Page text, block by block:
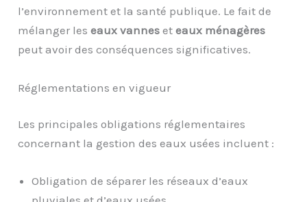
l’environnement et la santé publique. Le fait de
mélanger leseaux vannes eteaux ménagères
peut avoir des conséquences significatives.
Réglementations en vigueur
Les principales obligations réglementaires
concernant la gestion des eaux usées incluent :
Obligation de séparer les réseaux d’eaux